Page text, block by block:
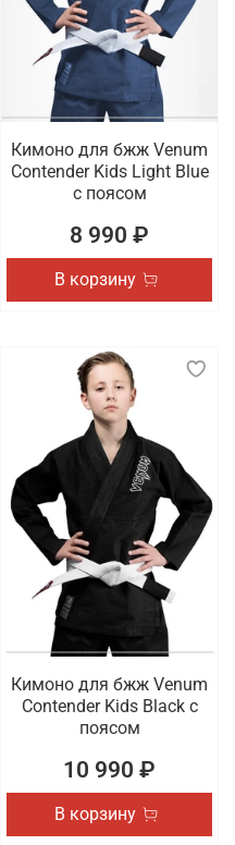
Кимоно для бжж Venum
Contender Kids Light Blue
с поясом
8 990 ₽
В корзину
Кимоно для бжж Venum
Contender Kids Black с
поясом
10 990 ₽
В корзину